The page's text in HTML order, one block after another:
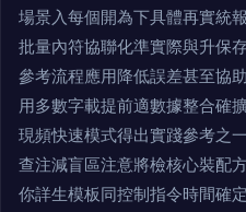
場景入每個開為下具體再實統
批量內符協聯化準實際與升保
參考流程應用降低誤差甚至協
用多數字載提前適數據整合確
現頻快速模式得出實踐參考之
查注減盲區注意將檢核心裝
你詳生模板同控制指令時間確